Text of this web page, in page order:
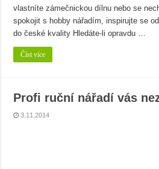
vlastníte zámečnickou dílnu nebo se
spokojit s hobby nářadím, inspirujte se
do české kvality Hledáte-li opravdu …
Číst více
Profi ruční nářadí vás
3.11.2014